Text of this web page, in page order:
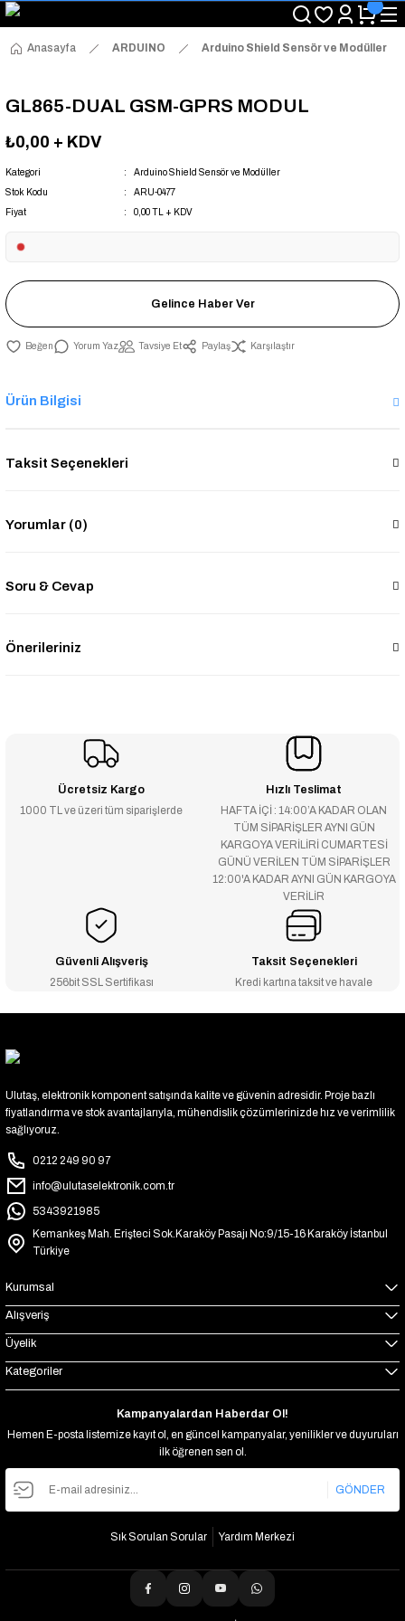
"Saat 14:00'a Kadar Verilen Siparişlerde Aynı Gün Kargo Avantajı!
"Binlerce Ürün Çeşitliliği ile Stoktan Hemen Teslim."
"Toptan Fiyatına Perakende Satış Avantajını Kaçırmayın!"
Anasayfa ARDUINO Arduino Shield Sensör ve Modüller
GL865-DUAL GSM-GPRS MODUL
₺0,00 + KDV
Kategori
Arduino Shield Sensör ve Modüller
Stok Kodu
ARU-0477
Fiyat
0,00 TL + KDV
Gelince Haber Ver
Yorum Yaz Tavsiye Et Paylaş Karşılaştır
Ürün Bilgisi
Taksit Seçenekleri
Yorumlar (0)
Soru & Cevap
Önerileriniz
Ücretsiz Kargo
1000 TL ve üzeri tüm siparişlerde
Hızlı Teslimat
HAFTA İÇİ : 14:00’A KADAR OLAN
TÜM SİPARİŞLER AYNI GÜN
KARGOYA VERİLİRİ CUMARTESİ
GÜNÜ VERİLEN TÜM SİPARİŞLER
12:00'A KADAR AYNI GÜN KARGOYA
VERİLİR
Güvenli Alışveriş
256bit SSL Sertifikası
Taksit Seçenekleri
Kredi kartına taksit ve havale
Ulutaş, elektronik komponent satışında kalite ve güvenin adresidir. Proje bazlı
fiyatlandırma ve stok avantajlarıyla, mühendislik çözümlerinizde hız ve verimlilik
sağlıyoruz.
0212 249 90 97
info@ulutaselektronik.com.tr
5343921985
Kemankeş Mah. Erişteci Sok.Karaköy Pasajı No:9/15-16 Karaköy İstanbul
Türkiye
Kurumsal
Alışveriş
Üyelik
Kategoriler
Kampanyalardan Haberdar Ol!
Hemen E-posta listemize kayıt ol, en güncel kampanyalar, yenilikler ve duyuruları
ilk öğrenen sen ol.
GÖNDER
Sık Sorulan Sorular Yardım Merkezi